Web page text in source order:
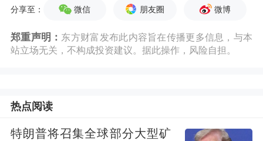
分享至： 微信 朋友圈 微博
郑重声明： 东方财富发布此内容旨在传播更多信息，与本
站立场无关，不构成投资建议。据此操作，风险自担。
热点阅读
特朗普将召集全球部分大型矿